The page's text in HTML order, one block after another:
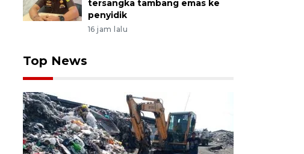
tersangka tambang emas ke
penyidik
16 jam lalu
Top News